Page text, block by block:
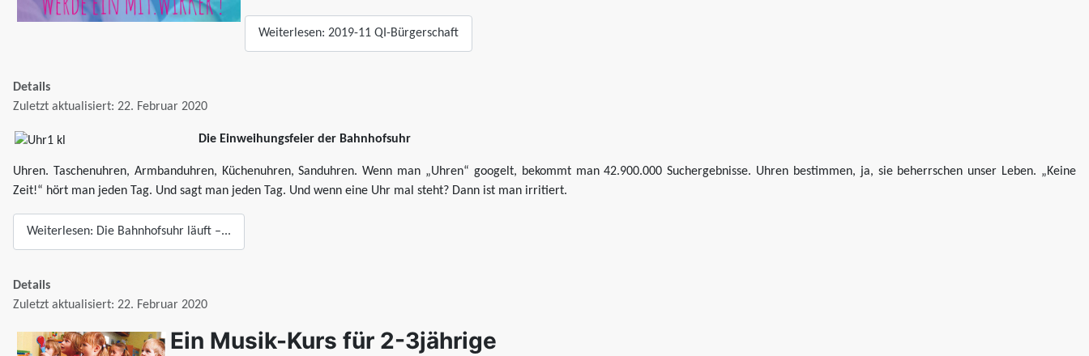
Weiterlesen: 2019-11 QI-Bürgerschaft
Details
Zuletzt aktualisiert: 22. Februar 2020
Die Einweihungsfeier der Bahnhofsuhr
Uhren. Taschenuhren, Armbanduhren, Küchenuhren, Sanduhren. Wenn man „Uhren“ googelt, bekommt man 42.900.000 Suchergebnisse. Uhren bestimmen, ja, sie beherrschen unser Leben. „Keine
Zeit!“ hört man jeden Tag. Und sagt man jeden Tag. Und wenn eine Uhr mal steht? Dann ist man irritiert.
Weiterlesen: Die Bahnhofsuhr läuft –...
Details
Zuletzt aktualisiert: 22. Februar 2020
Ein Musik-Kurs für 2-3jährige